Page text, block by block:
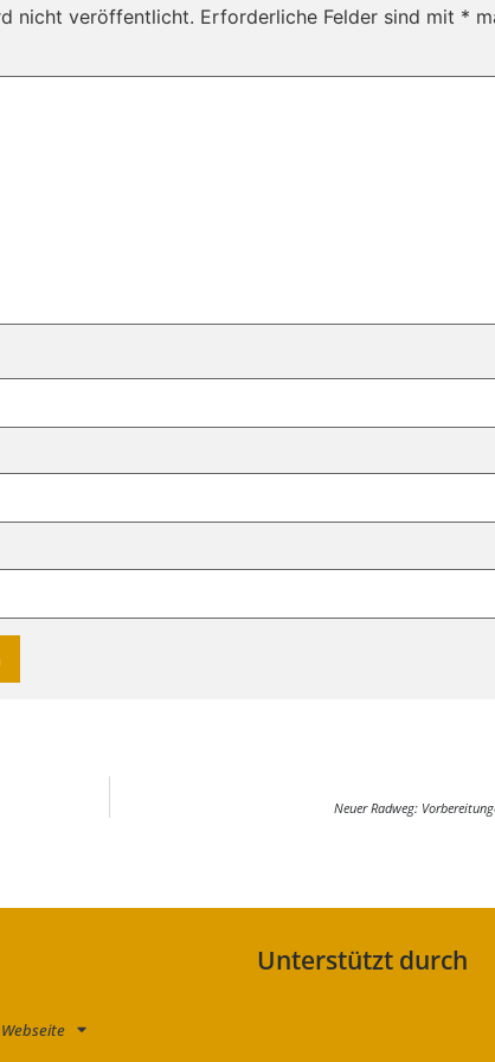
nicht veröffentlicht. Erforderliche Felder sind mit *
Neuer Radweg:
Unterstützt durch